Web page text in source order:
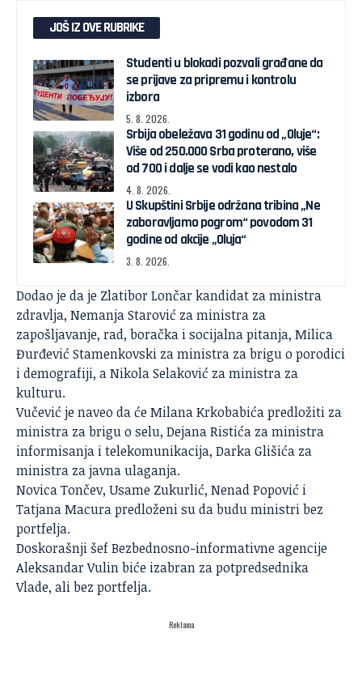
JOŠ IZ OVE RUBRIKE
Studenti u blokadi pozvali građane da
se prijave za pripremu i kontrolu
izbora
5. 8. 2026.
Srbija obeležava 31 godinu od „Oluje“:
Više od 250.000 Srba proterano, više
od 700 i dalje se vodi kao nestalo
4. 8. 2026.
U Skupštini Srbije održana tribina „Ne
zaboravljamo pogrom“ povodom 31
godine od akcije „Oluja“
3. 8. 2026.
Dodao je da je Zlatibor Lončar kandidat za ministra
zdravlja, Nemanja Starović za ministra za
zapošljavanje, rad, boračka i socijalna pitanja, Milica
Đurđević Stamenkovski za ministra za brigu o porodici
i demografiji, a Nikola Selaković za ministra za
kulturu.
Vučević je naveo da će Milana Krkobabića predložiti za
ministra za brigu o selu, Dejana Ristića za ministra
informisanja i telekomunikacija, Darka Glišića za
ministra za javna ulaganja.
Novica Tončev, Usame Zukurlić, Nenad Popović i
Tatjana Macura predloženi su da budu ministri bez
portfelja.
Doskorašnji šef Bezbednosno-informativne agencije
Aleksandar Vulin biće izabran za potpredsednika
Vlade, ali bez portfelja.
Reklama